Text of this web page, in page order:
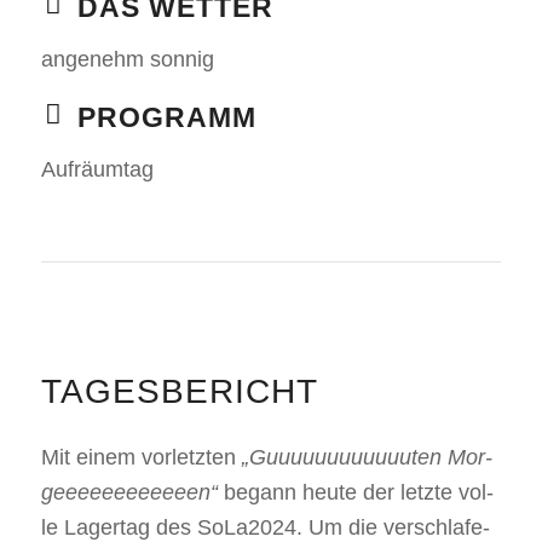
DAS WET­TER
ange­nehm son­nig
PRO­GRAMM
Auf­räum­tag
TAGES­BE­RICHT
Mit einem vor­letz­ten „Guuuuuuuuuuuu­ten Mor­
geeeeeeeeeeeen“ begann heu­te der letz­te vol­
le Lager­tag des SoLa2024. Um die ver­schla­fe­